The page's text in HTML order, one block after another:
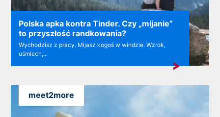
Polska apka kontra Tinder. Czy „mijanie”
to przyszłość randkowania?
Wychodzisz z pracy. Mijasz kogoś w windzie. Wzrok,
uśmiech,...
meet2more